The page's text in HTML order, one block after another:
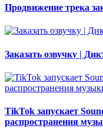
Продвижение трека
Заказать озвучку |
TikTok запускает
распространения